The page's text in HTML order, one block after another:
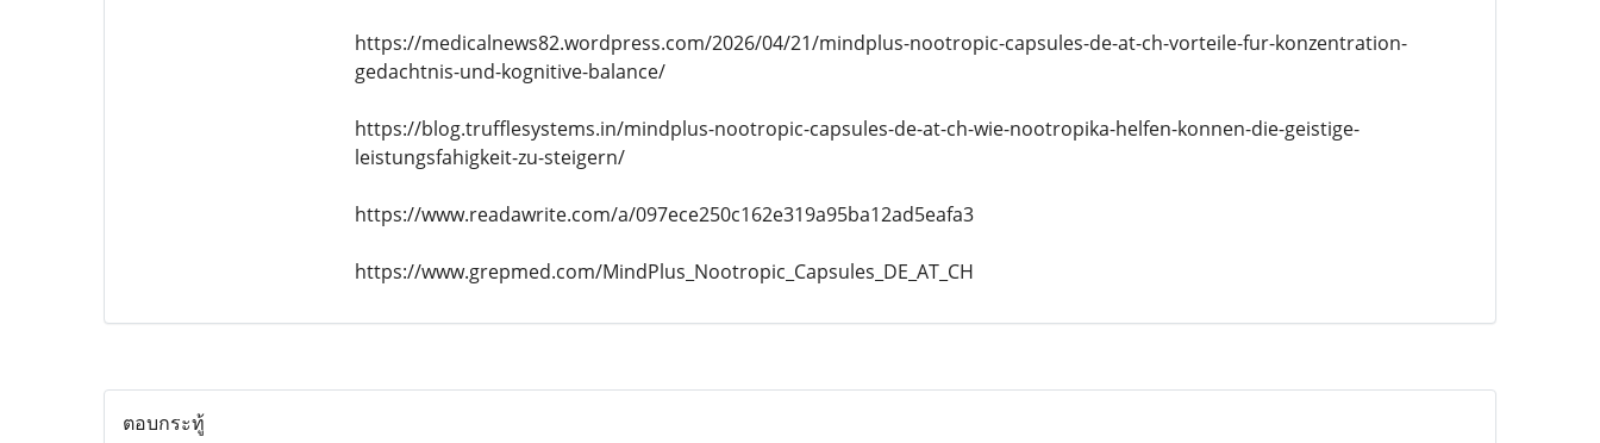
https://medicalnews82.wordpress.com/2026/04/21/mindplus-nootropic-capsules-de-at-ch-vorteile-fur-konzentration-
gedachtnis-und-kognitive-balance/
https://blog.trufflesystems.in/mindplus-nootropic-capsules-de-at-ch-wie-nootropika-helfen-konnen-die-geistige-
leistungsfahigkeit-zu-steigern/
https://www.readawrite.com/a/097ece250c162e319a95ba12ad5eafa3
https://www.grepmed.com/MindPlus_Nootropic_Capsules_DE_AT_CH
ตอบกระทู้